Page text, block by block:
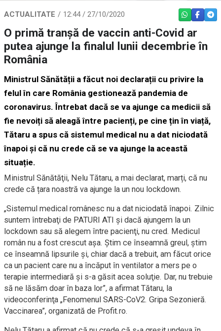
ACTUALITATE 12:44 / 27/10/2020 WHATSAPP
O primă tranșă de vaccin anti-Covid ar
putea ajunge la finalul lunii decembrie în
România
Ministrul Sănătății a făcut noi declarații cu privire la
felul în care România gestionează pandemia de
coronavirus. Întrebat dacă se va ajunge ca medicii să
fie nevoiți să aleagă între pacienți, pe cine țin în viață,
Tătaru a spus că sistemul medical nu a dat niciodată
înapoi și că nu crede că se va ajunge la această
situație.
Ministrul Sănătăţii, Nelu Tătaru, a mai declarat, marți, că nu
crede că țara noastră va ajunge la un nou lockdown.
„Sistemul medical românesc nu a dat niciodată înapoi. Zilnic
suntem întrebaţi de PATURI ATI şi dacă ajungem la un
lockdown sau să alegem între pacienţi, nu cred. Medicul
român nu a fost crescut aşa. Ştim ce înseamnă greul, ştim
ce înseamnă lipsurile şi, chiar dacă a trebuit, am făcut orice
ca un pacient care nu a încăput în ventilator a mers pe o
terapie intermediară şi s-a găsit acea soluţie. Dar, nu trebuie
să ne lăsăm doar în baza lor”, a afirmat Tătaru, la
videoconferinţa „Fenomenul SARS-CoV2. Gripa Sezonieră.
Vaccinarea”, organizată de Profit.ro.